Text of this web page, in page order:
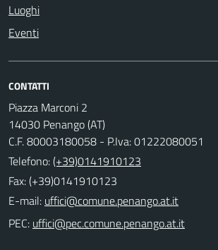
Luoghi
Eventi
CONTATTI
Piazza Marconi 2
14030 Penango (AT)
C.F. 80003180058 - P.Iva: 01222080051
Telefono:(+39)0141910123
Fax: (+39)0141910123
E-mail:
PEC: